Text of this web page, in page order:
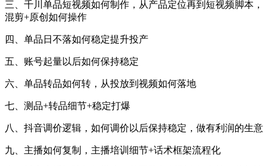
三、千川单品短视频如何制作，从产品定位再到短视频脚本，
混剪+原创如何操作
四、单品日不落如何稳定提升投产
五、账号起量以后如何保持稳定
六、单品转品如何转，从投放到视频如何落地
七、测品+转品细节+稳定打爆
八、抖音调价逻辑，如何调价以后保持稳定，做有利润的生意
九、主播如何复制，主播培训细节+话术框架流程化